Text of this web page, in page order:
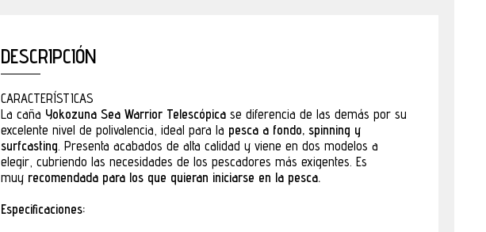
DESCRIPCIÓN
CARACTERÍSTICAS
La caña Yokozuna Sea Warrior Telescópica se diferencia de las demás por su
excelente nivel de polivalencia, ideal para la pesca a fondo, spinning y
surfcasting. Presenta acabados de alta calidad y viene en dos modelos a
elegir, cubriendo las necesidades de los pescadores más exigentes. Es
muy recomendada para los que quieran iniciarse en la pesca.
Especificaciones: